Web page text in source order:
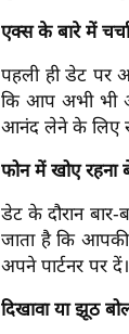
एक्स के बारे में
पहली ही डेट पर
कि आप अभी भी
आनंद लेने के लिए
फोन में खोए रहना
डेट के दौरान
जाता है कि आपकी
अपने पार्टनर पर दें।
दिखावा या झूठ